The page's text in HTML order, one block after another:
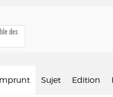
des
Sujet Edition